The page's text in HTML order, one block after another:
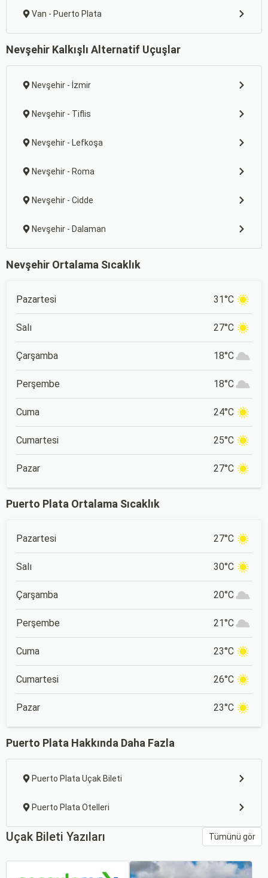
Van - Puerto Plata
Nevşehir Kalkışlı Alternatif Uçuşlar
Nevşehir - İzmir
Nevşehir - Tiflis
Nevşehir - Lefkoşa
Nevşehir - Roma
Nevşehir - Cidde
Nevşehir - Dalaman
Nevşehir Ortalama Sıcaklık
Pazartesi 31°C
Salı 27°C
Çarşamba 18°C
Perşembe 18°C
Cuma 24°C
Cumartesi 25°C
Pazar 27°C
Puerto Plata Ortalama Sıcaklık
Pazartesi 27°C
Salı 30°C
Çarşamba 20°C
Perşembe 21°C
Cuma 23°C
Cumartesi 26°C
Pazar 23°C
Puerto Plata Hakkında Daha Fazla
Puerto Plata Uçak Bileti
Puerto Plata Otelleri
Uçak Bileti Yazıları Tümünü gör